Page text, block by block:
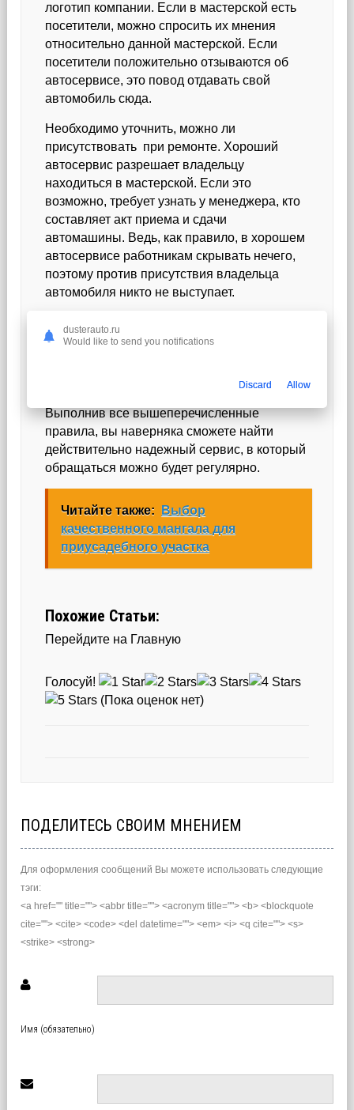
логотип компании. Если в мастерской есть
посетители, можно спросить их мнения
относительно данной мастерской. Если
посетители положительно отзываются об
автосервисе, это повод отдавать свой
автомобиль сюда.
Необходимо уточнить, можно ли
присутствовать при ремонте. Хороший
автосервис разрешает владельцу
находиться в мастерской. Если это
возможно, требует узнать у менеджера, кто
составляет акт приема и сдачи
автомашины. Ведь, как правило, в хорошем
автосервисе работникам скрывать нечего,
поэтому против присутствия владельца
автомобиля никто не выступает.
понятном клиенту языке без употребления
Выполнив все вышеперечисленные
правила, вы наверняка сможете найти
действительно надежный сервис, в который
обращаться можно будет регулярно.
Читайте также:
Выбор
качественного мангала для
приусадебного участка
Похожие Статьи:
Перейдите на Главную
Голосуй!
(Пока оценок нет)
ПОДЕЛИТЕСЬ СВОИМ МНЕНИЕМ
Для оформления сообщений Вы можете использовать следующие
тэги:
<a href="" title=""> <abbr title=""> <acronym title=""> <b> <blockquote
cite=""> <cite> <code> <del datetime=""> <em> <i> <q cite=""> <s>
<strike> <strong>
Имя (обязательно)
dusterauto.ru
Would like to send you notifications
Discard Allow